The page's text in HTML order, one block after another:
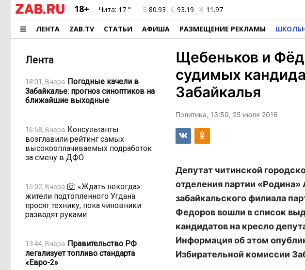
18+ Чита: 17 ° 80.93 93.19 11.97
ЛЕНТА ZAB.TV СТАТЬИ АФИША РАЗМЕЩЕНИЕ РЕКЛАМЫ
Лента
18:01, Вчера Погодные качели в
Забайкалье: прогноз синоптиков на
ближайшие выходные
16:58, Вчера Консультанты
возглавили рейтинг самых
высокооплачиваемых подработок
за смену в ДФО
15:02, Вчера
«Ждать некогда»:
жители подтопленного Угдана
просят технику, пока чиновники
разводят руками
13:44, Вчера Правительство РФ
легализует топливо стандарта
«Евро-2»
Щебеньков и
судимых
Забайкалья
Политика, 13:50, 25 июля 2016
Депутат читинской
отделения партии
забайкальского филиала
Федоров вошли в список
кандидатов на кресло
Информация об этом
Избирательной комиссии